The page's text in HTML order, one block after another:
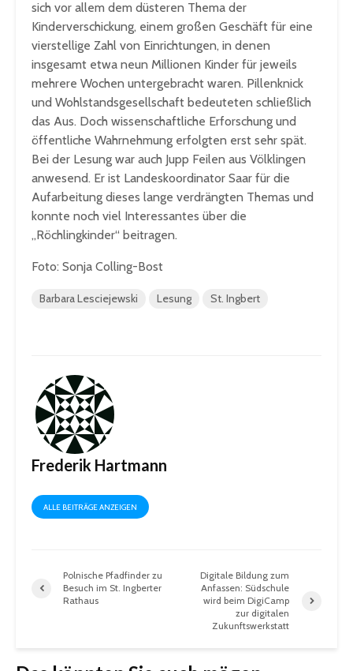
sich vor allem dem düsteren Thema der
Kinderverschickung, einem großen Geschäft für eine
vierstellige Zahl von Einrichtungen, in denen
insgesamt etwa neun Millionen Kinder für jeweils
mehrere Wochen untergebracht waren. Pillenknick
und Wohlstandsgesellschaft bedeuteten schließlich
das Aus. Doch wissenschaftliche Erforschung und
öffentliche Wahrnehmung erfolgten erst sehr spät.
Bei der Lesung war auch Jupp Feilen aus Völklingen
anwesend. Er ist Landeskoordinator Saar für die
Aufarbeitung dieses lange verdrängten Themas und
konnte noch viel Interessantes über die
„Röchlingkinder“ beitragen.
Foto: Sonja Colling-Bost
Barbara Lesciejewski Lesung St. Ingbert
Frederik Hartmann
ALLE BEITRÄGE ANZEIGEN
Polnische Pfadfinder zu
Besuch im St. Ingberter
Rathaus
Digitale Bildung zum
Anfassen: Südschule
wird beim DigiCamp
zur digitalen
Zukunftswerkstatt